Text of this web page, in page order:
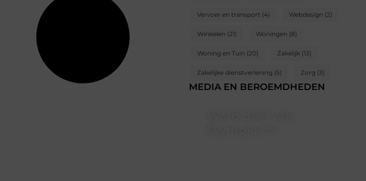
Vervoer en transport (4) Webdesign (2)
Winkelen (21) Woningen (8)
Woning en Tuin (20) Zakelijk (13)
Zakelijke dienstverlening (5) Zorg (3)
MEDIA EN BEROEMDHEDEN